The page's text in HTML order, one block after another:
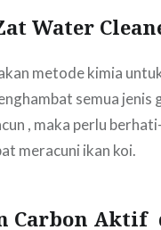
Water
metode kimia
semua
, maka perlu
meracuni ikan koi.
Carbon Aktif